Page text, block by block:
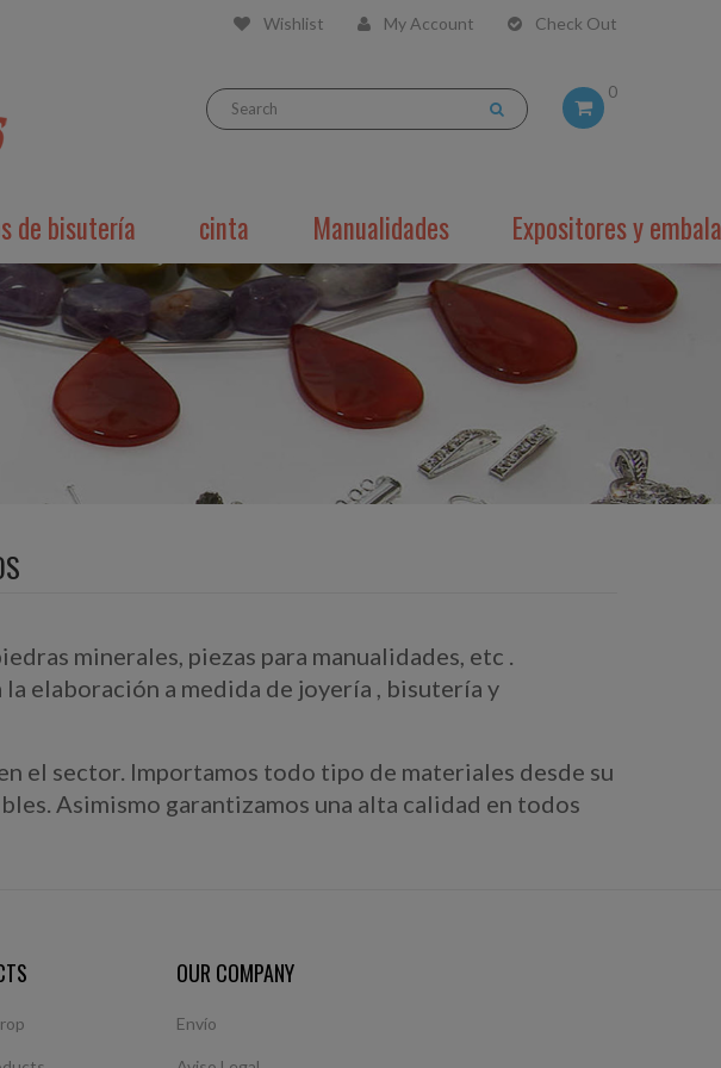
Check Out
My Account
Wishlist
0
de bisutería cinta Manualidades Expositores y
minerales, piezas para manualidades, etc .
elaboración a medida de joyería , bisutería y
el sector. Importamos todo tipo de materiales desde su
Asimismo garantizamos una alta calidad en todos
OUR COMPANY
Envío